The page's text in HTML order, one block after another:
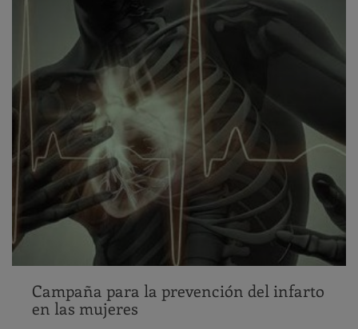
Campaña para la prevención del infarto
en las mujeres